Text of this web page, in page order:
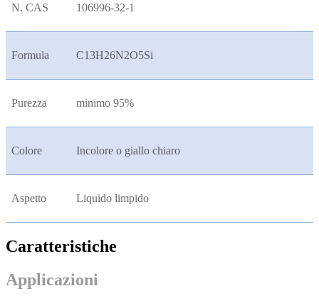
N. CAS 106996-32-1
Formula C13H26N2O5Si
Purezza minimo 95%
Colore Incolore o giallo chiaro
Aspetto Liquido limpido
Caratteristiche
Applicazioni